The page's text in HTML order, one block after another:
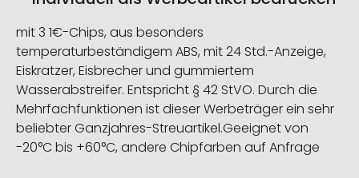
mit 3 1€-Chips, aus besonders
temperaturbeständigem ABS, mit 24 Std.-Anzeige,
Eiskratzer, Eisbrecher und gummiertem
Wasserabstreifer. Entspricht § 42 StVO. Durch die
Mehrfachfunktionen ist dieser Werbeträger ein sehr
beliebter Ganzjahres-Streuartikel.Geeignet von
-20°C bis +60°C, andere Chipfarben auf Anfrage